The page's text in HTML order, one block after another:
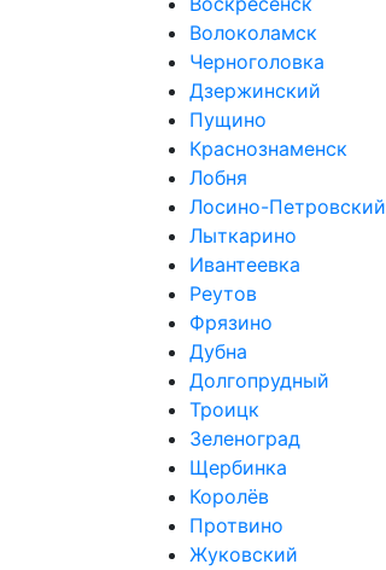
Волоколамск
Черноголовка
Дзержинский
Пущино
Краснознаменск
Лобня
Лосино-Петровский
Лыткарино
Ивантеевка
Реутов
Фрязино
Дубна
Долгопрудный
Троицк
Зеленоград
Щербинка
Королёв
Протвино
Жуковский